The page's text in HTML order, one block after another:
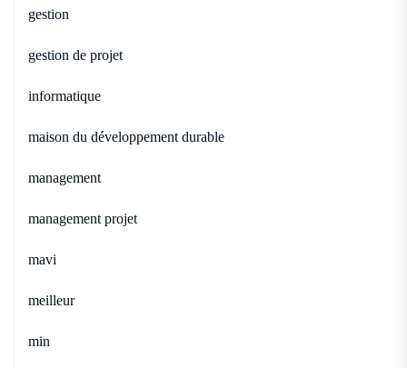
gestion
gestion de projet
informatique
maison du développement durable
management
management projet
mavi
meilleur
min